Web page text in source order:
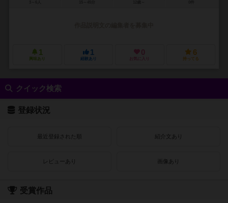
1
興味あり
1
経験あり
0
お気に入り
6
持ってる
クイック検索
登録状況
最近登録された順 紹介文あり
レビューあり 画像あり
受賞作品